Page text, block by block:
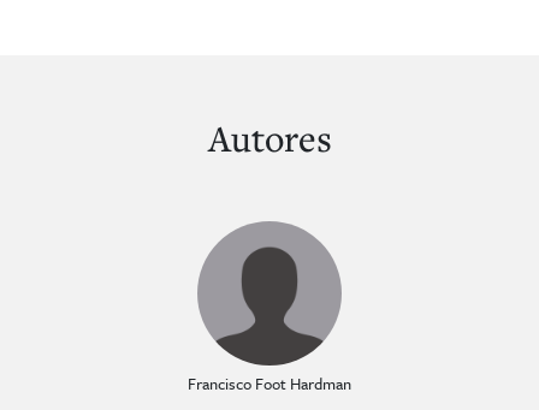
Autores
Francisco Foot Hardman